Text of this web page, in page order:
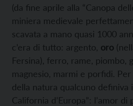
(da fine aprile alla “Canopa
miniera medievale
scavata a mano quasi 1000
c’era di tutto: argento, oro
Fersina), ferro, rame, piombo,
magnesio, marmi e porfidi.
della natura qualcuno definiva
California d’Europa”: l’amor di